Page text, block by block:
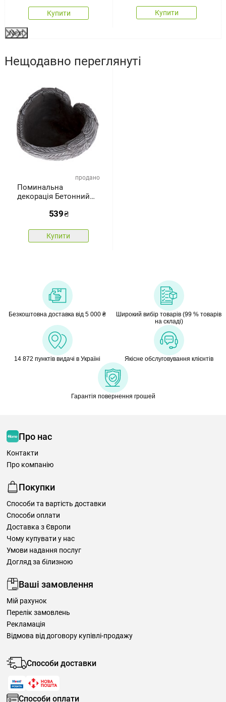
Купити Купити
Next
Нещодавно переглянуті
продано
Поминальна
декорація Бетонний
Серце, 17 x 10 x 17 см
539₴
Купити
Безкоштовна доставка від 5 000 ₴
Широкий вибір товарів (99 % товарів
на складі)
14 872 пунктів видачі в Україні Якісне обслуговування клієнтів
Гарантія повернення грошей
Про нас
Контакти
Про компанію
Покупки
Способи та вартість доставки
Способи оплати
Доставка з Європи
Чому купувати у нас
Умови надання послуг
Догляд за білизною
Ваші замовлення
Мій рахунок
Перелік замовлень
Рекламація
Відмова від договору купівлі-продажу
Способи доставки
Способи оплати